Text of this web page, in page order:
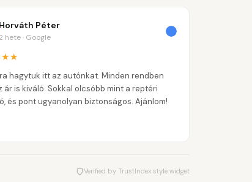
Horváth Péter
hete · Google
hagytuk itt az autónkat. Minden rendben
ár is kiváló. Sokkal olcsóbb mint a reptéri
és pont ugyanolyan biztonságos. Ajánlom!
Verified by TrustIndex style widget